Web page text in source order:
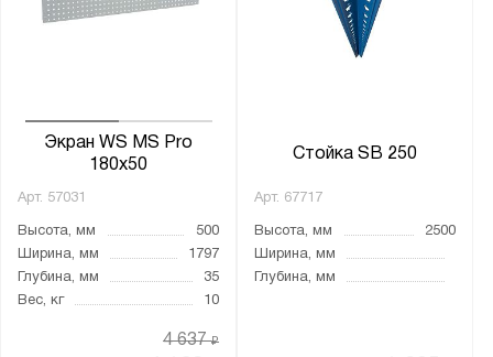
Экран WS MS Pro
180x50
Арт. 57031
Высота, мм
500
Ширина, мм
1797
Глубина, мм
35
Вес, кг
10
4 637₽
Стойка SB 250
Арт. 67717
Высота, мм
2500
Ширина, мм
Глубина, мм